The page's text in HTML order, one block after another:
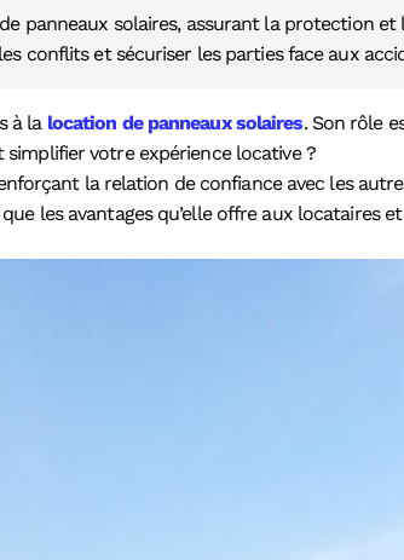
panneaux solaires, assurant la protection
et sécuriser les parties face aux
à la location de panneaux solaires. Son rôle
votre expérience locative ?
la relation de confiance avec les
que les avantages qu’elle offre aux locataires